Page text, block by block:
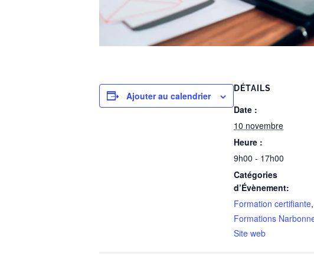
Ajouter au calendrier
DÉTAILS
Date :
10 novembre
Heure :
9h00 - 17h00
Catégories
d’Évènement:
Formation certifiante,
Formations
Site web